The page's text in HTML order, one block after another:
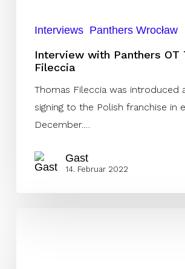
Interviews Panthers Wrocław
Interview with Panthers OT
Fileccia
Thomas Fileccia was introduced
signing to the Polish franchise in
December.…
Gast
14. Februar 2022